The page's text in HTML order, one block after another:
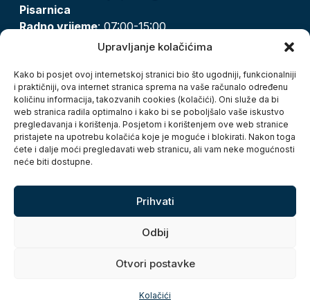
Upravljanje kolačićima
Kako bi posjet ovoj internetskoj stranici bio što ugodniji, funkcionalniji
i praktičniji, ova internet stranica sprema na vaše računalo određenu
količinu informacija, takozvanih cookies (kolačići). Oni služe da bi
web stranica radila optimalno i kako bi se poboljšalo vaše iskustvo
pregledavanja i korištenja. Posjetom i korištenjem ove web stranice
pristajete na upotrebu kolačića koje je moguće i blokirati. Nakon toga
ćete i dalje moći pregledavati web stranicu, ali vam neke mogućnosti
neće biti dostupne.
Prihvati
Odbij
Otvori postavke
Kolačići
Pisarnica
Radno vrijeme: 07:00-15:00
pisarnica@karlovac.hr
Zaštita osobnih podataka
Pristup informacijama
Kolačići
Izjava o pristupačnosti
Turistička zajednica grada Karlovca